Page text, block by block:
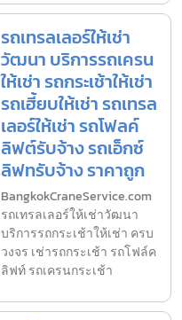
รถเทรลเลอร์ให้เช่า
วัฒนา บริการรถเครน
ให้เช่า รถกระเช้าให้เช่า
รถเฮี้ยบให้เช่า รถเทรล
เลอร์ให้เช่า รถโฟลค์
ลิฟต์รับจ้าง รถเอ็กซ์
ลิฟทรับจ้าง ราคาถูก
BangkokCraneService.com
รถเทรลเลอร์ให้เช่าวัฒนา
บริการรถกระเช้าให้เช่า ครบ
วงจร เช่ารถกระเช้า รถโฟล์ค
ลิฟท์ รถเครนกระเช้า